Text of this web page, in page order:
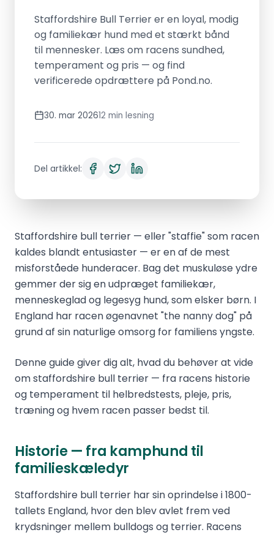
Staffordshire Bull Terrier er en loyal, modig
og familiekær hund med et stærkt bånd
til mennesker. Læs om racens sundhed,
temperament og pris — og find
verificerede opdrættere på Pond.no.
30. mar 202612 min lesning
Del artikkel:
Staffordshire bull terrier — eller "staffie" som racen
kaldes blandt entusiaster — er en af de mest
misforståede hunderacer. Bag det muskuløse ydre
gemmer der sig en udpræget familiekær,
menneskeglad og legesyg hund, som elsker børn. I
England har racen øgenavnet "the nanny dog" på
grund af sin naturlige omsorg for familiens yngste.
Denne guide giver dig alt, hvad du behøver at vide
om staffordshire bull terrier — fra racens historie
og temperament til helbredstests, pleje, pris,
træning og hvem racen passer bedst til.
Historie — fra kamphund til
familieskæledyr
Staffordshire bull terrier har sin oprindelse i 1800-
tallets England, hvor den blev avlet frem ved
krydsninger mellem bulldogs og terrier. Racens